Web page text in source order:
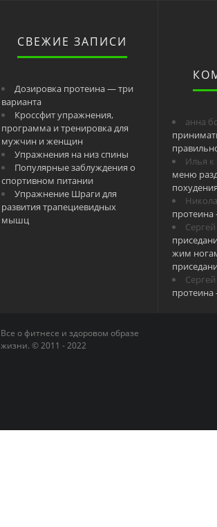
СВЕЖИЕ ЗАПИСИ
Дозировка протеина — три
варианта
Кроссфит упражнения,
программа и тренировка для
мужчин и женщин
Упражнения на низ спины
Популярные заблуждения о
спортивном питании
Упражнение Шраги для
развития трапециевидных
мышц
анна
Илья
меню
протеина
Сергей
жим
Сергей
протеина
Все о фитнесе и здоровом образе
жизни. © 2011 - 2022